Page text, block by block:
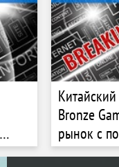
Bronze
рынок с
Cloud